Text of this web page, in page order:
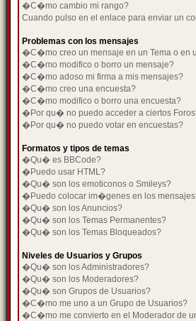
�C�mo cambio mi rango?
Cuando pulso en el enlace para enviar un
Problemas con los mensajes
�C�mo creo un mensaje en un Tema o en
�C�mo modifico o borro un mensaje?
�C�mo adoso mi firma a mis mensajes?
�C�mo creo una encuesta?
�C�mo modifico o borro una encuesta?
�Por qu� no puedo acceder a ciertos
�Por qu� no puedo votar en encuestas?
Formatos y tipos de temas
�Qu� es BBCode?
�Puedo usar HTML?
�Qu� son los emoticonos o Smileys?
�Puedo colocar im�genes en los
�Qu� son los Anuncios?
�Qu� son los Temas Permanentes?
�Qu� son los Temas Bloqueados?
Niveles de Usuarios y Grupos
�Qu� son los Administradores?
�Qu� son los Moderadores?
�Qu� son Grupos de Usuarios?
�C�mo me uno a un Grupo de Usuarios?
�C�mo me convierto en el Moderador de